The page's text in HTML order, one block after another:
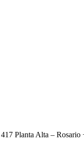
Planta Alta –